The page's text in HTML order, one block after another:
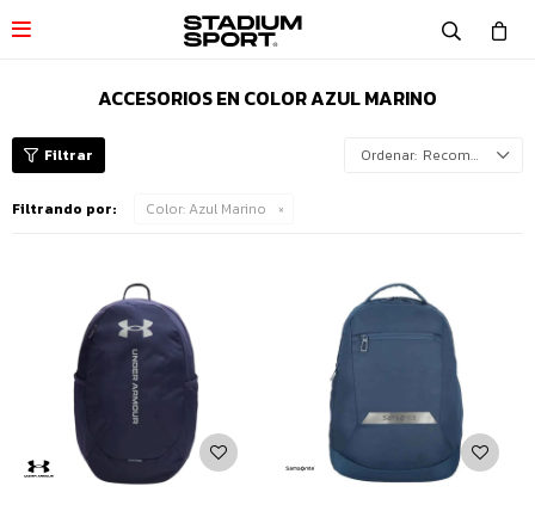

ACCESORIOS EN COLOR AZUL MARINO
Recomendados
Filtrando por: Color: Azul Marino